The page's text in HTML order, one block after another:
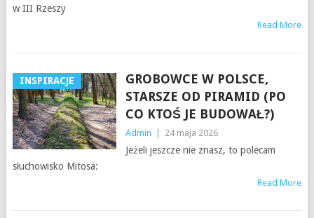
w III Rzeszy
Read More
INSPIRACJE
GROBOWCE W POLSCE,
STARSZE OD PIRAMID (PO
CO KTOŚ JE BUDOWAŁ?)
Admin 24 maja 2026
Jeżeli jeszcze nie znasz, to polecam
słuchowisko Mitosa:
Read More